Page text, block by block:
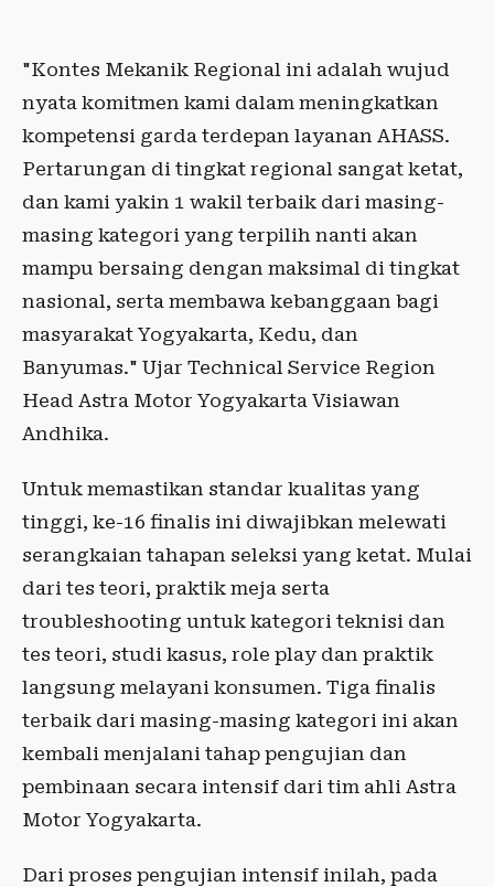
"Kontes Mekanik Regional ini adalah wujud
nyata komitmen kami dalam meningkatkan
kompetensi garda terdepan layanan AHASS.
Pertarungan di tingkat regional sangat ketat,
dan kami yakin 1 wakil terbaik dari masing-
masing kategori yang terpilih nanti akan
mampu bersaing dengan maksimal di tingkat
nasional, serta membawa kebanggaan bagi
masyarakat Yogyakarta, Kedu, dan
Banyumas." Ujar Technical Service Region
Head Astra Motor Yogyakarta Visiawan
Andhika.
Untuk memastikan standar kualitas yang
tinggi, ke-16 finalis ini diwajibkan melewati
serangkaian tahapan seleksi yang ketat. Mulai
dari tes teori, praktik meja serta
troubleshooting untuk kategori teknisi dan
tes teori, studi kasus, role play dan praktik
langsung melayani konsumen. Tiga finalis
terbaik dari masing-masing kategori ini akan
kembali menjalani tahap pengujian dan
pembinaan secara intensif dari tim ahli Astra
Motor Yogyakarta.
Dari proses pengujian intensif inilah, pada